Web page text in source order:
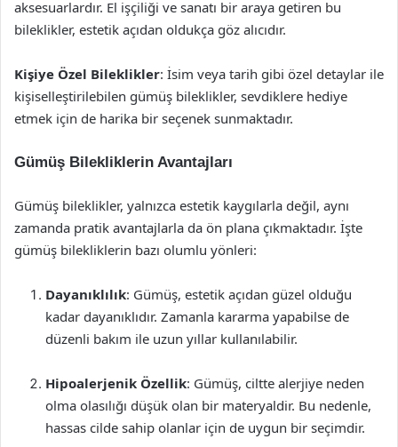
aksesuarlardır. El işçiliği ve sanatı bir araya getiren bu
bileklikler, estetik açıdan oldukça göz alıcıdır.
Kişiye Özel Bileklikler: İsim veya tarih gibi özel detaylar ile
kişiselleştirilebilen gümüş bileklikler, sevdiklere hediye
etmek için de harika bir seçenek sunmaktadır.
Gümüş Bilekliklerin Avantajları
Gümüş bileklikler, yalnızca estetik kaygılarla değil, aynı
zamanda pratik avantajlarla da ön plana çıkmaktadır. İşte
gümüş bilekliklerin bazı olumlu yönleri:
Dayanıklılık: Gümüş, estetik açıdan güzel olduğu
kadar dayanıklıdır. Zamanla kararma yapabilse de
düzenli bakım ile uzun yıllar kullanılabilir.
Hipoalerjenik Özellik: Gümüş, ciltte alerjiye neden
olma olasılığı düşük olan bir materyaldir. Bu nedenle,
hassas cilde sahip olanlar için de uygun bir seçimdir.